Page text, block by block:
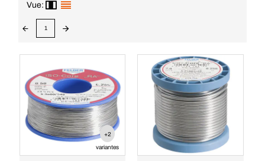
Vue:
1
+2
variantes